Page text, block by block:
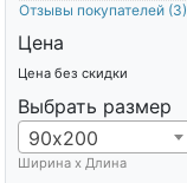
Отзывы покупателей (3)
Цена
Цена без скидки
Выбрать размер
90х200
Ширина х Длина